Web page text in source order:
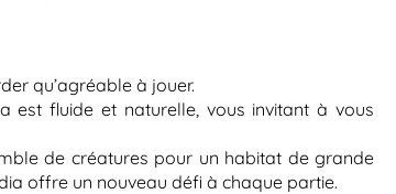
qu’agréable à jouer.
est fluide et naturelle, vous invitant à vous
de créatures pour un habitat de grande
offre un nouveau défi à chaque partie.